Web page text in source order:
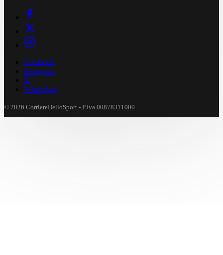
Facebook
Instagram
X
WhatsApp
© 2026 CorriereDelloSport - P.Iva 00878311000